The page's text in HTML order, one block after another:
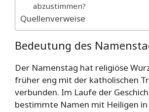
abzustimmen?
Quellenverweise
Bedeutung des
Der Namenstag hat religiöse
früher eng mit der katholischen
verbunden. Im Laufe der
bestimmte Namen mit Heiligen in